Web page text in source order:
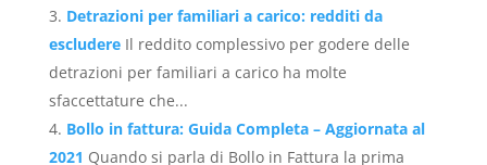
Detrazioni per familiari a carico: redditi da
escludere Il reddito complessivo per godere delle
detrazioni per familiari a carico ha molte
sfaccettature che...
Bollo in fattura: Guida Completa – Aggiornata al
2021 Quando si parla di Bollo in Fattura la prima